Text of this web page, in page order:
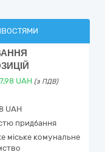
UAH (з ПДВ)
UAH
придбання
міське комунальне